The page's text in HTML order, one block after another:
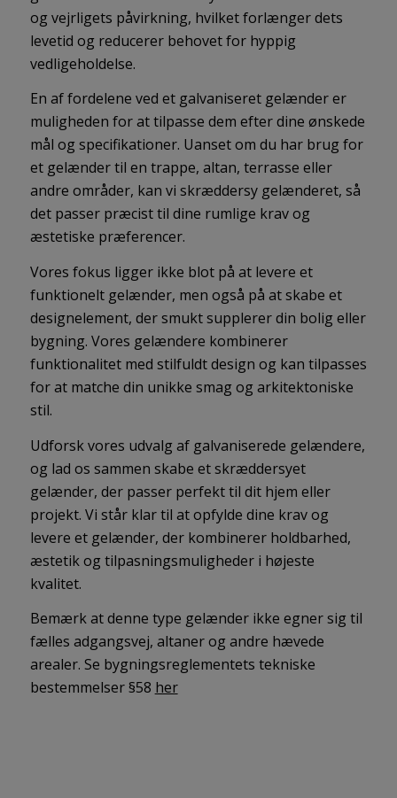
og vejrligets påvirkning, hvilket forlænger dets
levetid og reducerer behovet for hyppig
vedligeholdelse.
En af fordelene ved et galvaniseret gelænder er
muligheden for at tilpasse dem efter dine ønskede
mål og specifikationer. Uanset om du har brug for
et gelænder til en trappe, altan, terrasse eller
andre områder, kan vi skræddersy gelænderet, så
det passer præcist til dine rumlige krav og
æstetiske præferencer.
Vores fokus ligger ikke blot på at levere et
funktionelt gelænder, men også på at skabe et
designelement, der smukt supplerer din bolig eller
bygning. Vores gelændere kombinerer
funktionalitet med stilfuldt design og kan tilpasses
for at matche din unikke smag og arkitektoniske
stil.
Udforsk vores udvalg af galvaniserede gelændere,
og lad os sammen skabe et skræddersyet
gelænder, der passer perfekt til dit hjem eller
projekt. Vi står klar til at opfylde dine krav og
levere et gelænder, der kombinerer holdbarhed,
æstetik og tilpasningsmuligheder i højeste
kvalitet.
Bemærk at denne type gelænder ikke egner sig til
fælles adgangsvej, altaner og andre hævede
arealer. Se bygningsreglementets tekniske
bestemmelser §58 her